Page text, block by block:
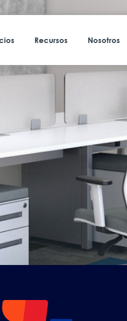
Recursos Nosotros